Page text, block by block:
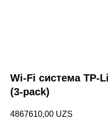
Wi-Fi система TP-
(3-pack)
4867610,00 UZS